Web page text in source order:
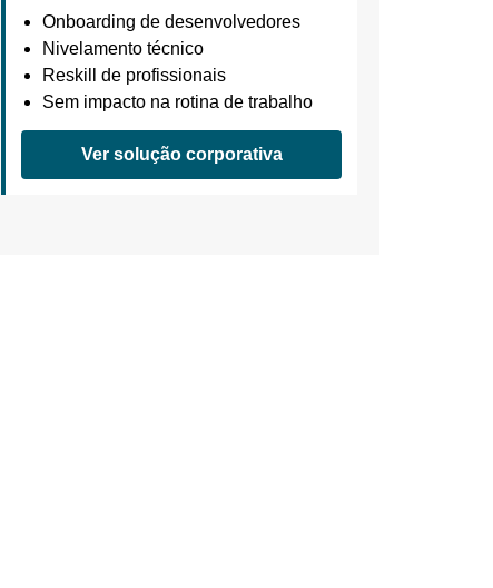
Onboarding de desenvolvedores
Nivelamento técnico
Reskill de profissionais
Sem impacto na rotina de trabalho
Ver solução corporativa